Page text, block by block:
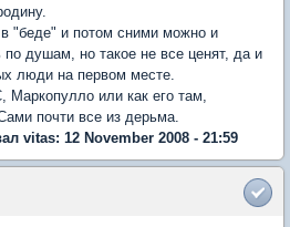
"беде" и потом сними можно и
душам, но такое не все ценят, да и
люди на первом месте.
или как его там,
почти все из дерьма.
vitas: 12 November 2008 - 21:59